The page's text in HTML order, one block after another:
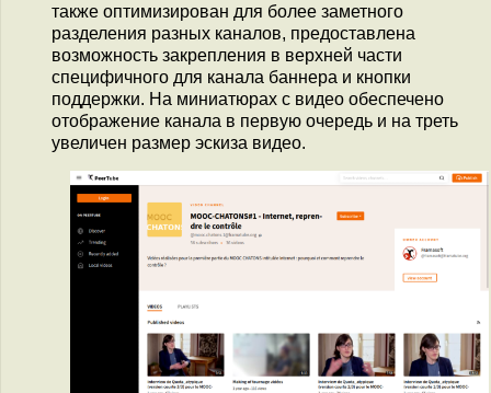
также оптимизирован для более заметного
разделения разных каналов, предоставлена
возможность закрепления в верхней части
специфичного для канала баннера и кнопки
поддержки. На миниатюрах с видео обеспечено
отображение канала в первую очередь и на треть
увеличен размер эскиза видео.